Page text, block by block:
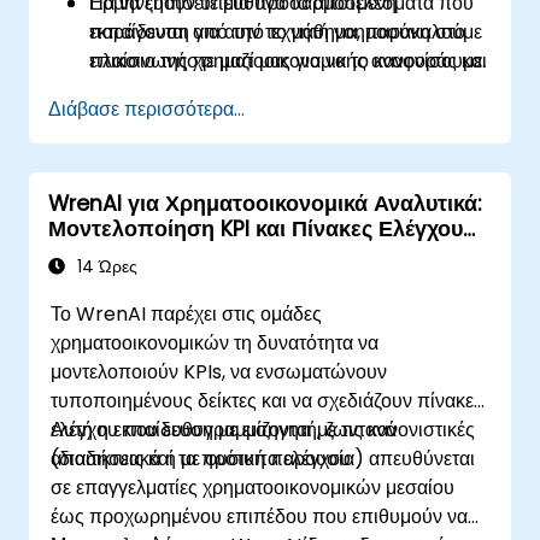
παράγονται από την τεχνητή νοημοσύνη στο
πλαίσιο της χρηματοοικονομικής αναφοράς και
εκπαίδευση για αυτό το μάθημα, παρακαλούμε
επικοινωνήστε μαζί μας για να το κανονίσουμε.
Διάβασε περισσότερα...
WrenAI για Χρηματοοικονομικά Αναλυτικά:
Μοντελοποίηση KPI και Πίνακες Ελέγχου
με Επίγνωση Κανονιστικών Απαιτήσεων
14 Ώρες
Το WrenAI παρέχει στις ομάδες
χρηματοοικονομικών τη δυνατότητα να
μοντελοποιούν KPIs, να ενσωματώνουν
τυποποιημένους δείκτες και να σχεδιάζουν πίνακες
ελέγχου που ευθυγραμμίζονται με τις κανονιστικές
απαιτήσεις και τα πρότυπα ελέγχου.
Αυτή η εκπαίδευση με εισηγητή, ζωντανά
(διαδικτυακά ή με φυσική παρουσία) απευθύνεται
σε επαγγελματίες χρηματοοικονομικών μεσαίου
έως προχωρημένου επιπέδου που επιθυμούν να